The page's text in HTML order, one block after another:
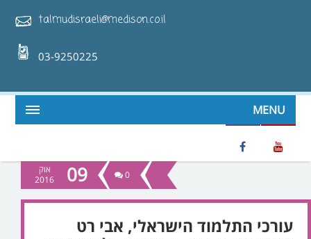
talmudisraeli@medison.co.il
03-9250225
MENU
09
אוק
2016
0
עורכי התלמוד הישראלי, אבי רט